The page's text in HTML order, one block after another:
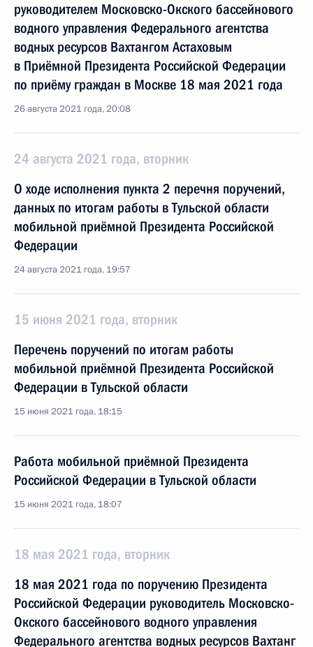
руководителем Московско-Окского бассейнового
водного управления Федерального агентства
водных ресурсов Вахтангом Астаховым
в Приёмной Президента Российской Федерации
по приёму граждан в Москве 18 мая 2021 года
26 августа 2021 года, 20:08
24 августа 2021 года, вторник
О ходе исполнения пункта 2 перечня поручений,
данных по итогам работы в Тульской области
мобильной приёмной Президента Российской
Федерации
24 августа 2021 года, 19:57
15 июня 2021 года, вторник
Перечень поручений по итогам работы
мобильной приёмной Президента Российской
Федерации в Тульской области
15 июня 2021 года, 18:15
Работа мобильной приёмной Президента
Российской Федерации в Тульской области
15 июня 2021 года, 18:07
18 мая 2021 года, вторник
18 мая 2021 года по поручению Президента
Российской Федерации руководитель Московско-
Окского бассейнового водного управления
Федерального агентства водных ресурсов Вахтанг